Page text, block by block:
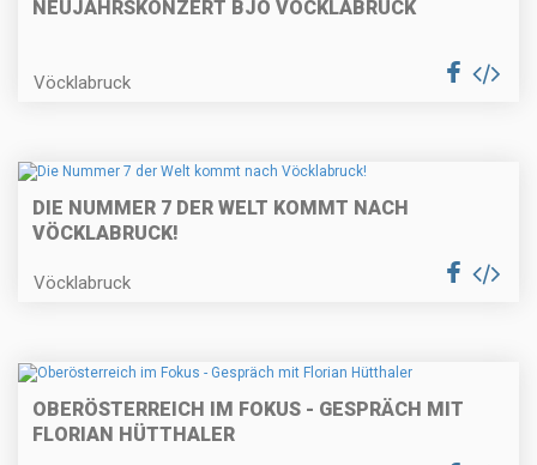
NEUJAHRSKONZERT BJO VÖCKLABRUCK
Vöcklabruck
DIE NUMMER 7 DER WELT KOMMT NACH
VÖCKLABRUCK!
Vöcklabruck
OBERÖSTERREICH IM FOKUS - GESPRÄCH MIT
FLORIAN HÜTTHALER